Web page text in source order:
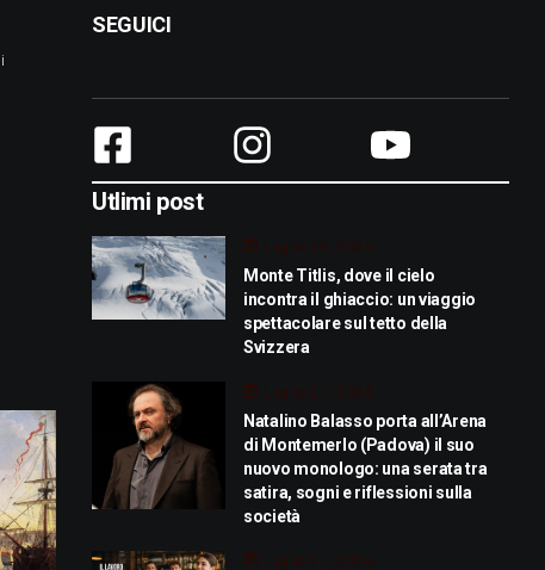
SEGUICI
Utlimi post
Luglio 29, 2026
Monte Titlis, dove il cielo
incontra il ghiaccio: un viaggio
spettacolare sul tetto della
Svizzera
Luglio 21, 2026
Natalino Balasso porta all’Arena
di Montemerlo (Padova) il suo
nuovo monologo: una serata tra
satira, sogni e riflessioni sulla
società
Luglio 21, 2026